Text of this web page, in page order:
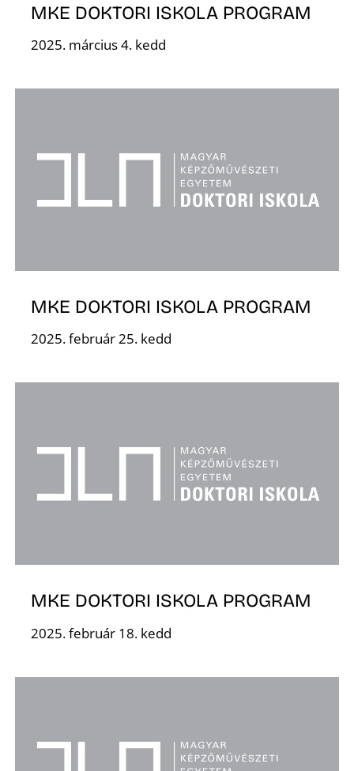
MKE DOKTORI ISKOLA PROGRAM
2025. március 4. kedd
MKE DOKTORI ISKOLA PROGRAM
2025. február 25. kedd
MKE DOKTORI ISKOLA PROGRAM
2025. február 18. kedd